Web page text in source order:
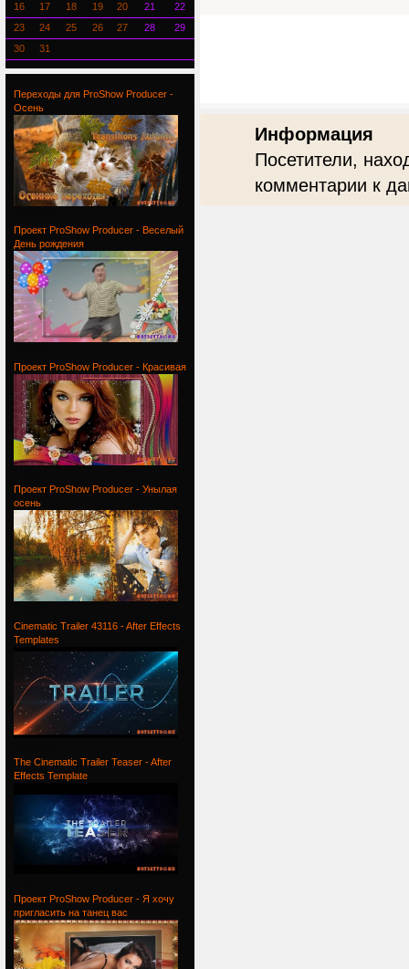
Информация
Посетители,
комментарии к
16
17 18 19 20 21
22
23
24 25 26 27 28
29
30
31
Переходы для ProShow Producer -
Осень
Проект ProShow Producer - Веселый
День рождения
Проект ProShow Producer - Красивая
Проект ProShow Producer - Унылая
осень
Cinematic Trailer 43116 - After Effects
Templates
The Cinematic Trailer Teaser - After
Effects Template
Проект ProShow Producer - Я хочу
пригласить на танец вас